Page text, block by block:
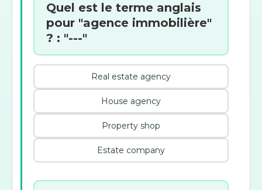
Quel est le terme anglais
pour "agence immobilière"
? : "---"
Real estate agency
House agency
Property shop
Estate company